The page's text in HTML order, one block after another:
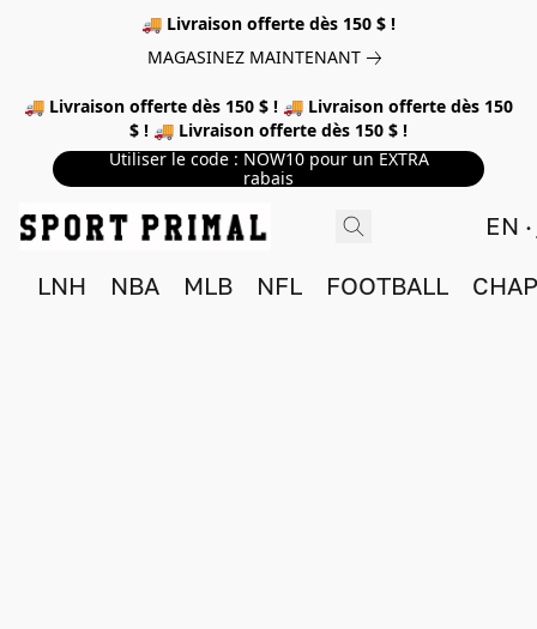
🚚 Livraison offerte dès 150 $ !
MAGASINEZ MAINTENANT
🚚 Livraison offerte dès 150 $ ! 🚚 Livraison offerte dès 150
$ ! 🚚 Livraison offerte dès 150 $ !
Utiliser le code : NOW10 pour un EXTRA
rabais
EN
LNH NBA MLB NFL FOOTBALL